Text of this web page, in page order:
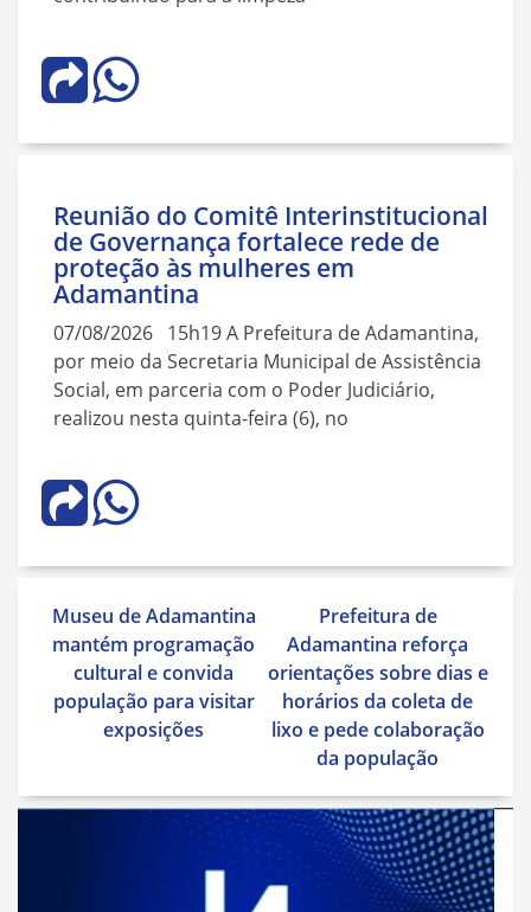
Reunião do Comitê Interinstitucional
de Governança fortalece rede de
proteção às mulheres em
Adamantina
07/08/2026 15h19 A Prefeitura de Adamantina,
por meio da Secretaria Municipal de Assistência
Social, em parceria com o Poder Judiciário,
realizou nesta quinta-feira (6), no
Navegação
de
Post
Museu de Adamantina
mantém programação
cultural e convida
população para visitar
exposições
Prefeitura de
Adamantina reforça
orientações sobre dias e
horários da coleta de
lixo e pede colaboração
da população